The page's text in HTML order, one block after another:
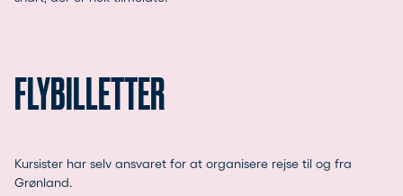
FLYBILLETTER
Kursister har selv ansvaret for at organisere rejse til og fra
Grønland.